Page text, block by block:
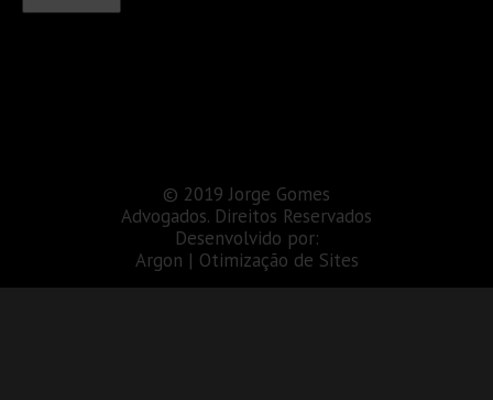
© 2019 Jorge Gomes
Advogados. Direitos Reservados
Desenvolvido por:
Argon | Otimização de Sites